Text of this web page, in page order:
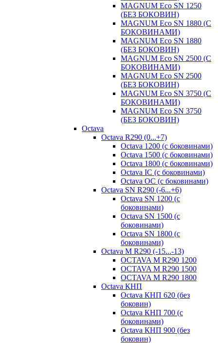
MAGNUM Eco SN 1250
(БЕЗ БОКОВИН)
MAGNUM Eco SN 1880 (С
БОКОВИНАМИ)
MAGNUM Eco SN 1880
(БЕЗ БОКОВИН)
MAGNUM Eco SN 2500 (С
БОКОВИНАМИ)
MAGNUM Eco SN 2500
(БЕЗ БОКОВИН)
MAGNUM Eco SN 3750 (С
БОКОВИНАМИ)
MAGNUM Eco SN 3750
(БЕЗ БОКОВИН)
Octava
Octava R290 (0...+7)
Octava 1200 (с боковинами)
Octava 1500 (с боковинами)
Octava 1800 (с боковинами)
Octava IC (с боковинами)
Octava OC (с боковинами)
Octava SN R290 (-6...+6)
Octava SN 1200 (с
боковинами)
Octava SN 1500 (с
боковинами)
Octava SN 1800 (с
боковинами)
Octava M R290 (-15...-13)
OCTAVA M R290 1200
OCTAVA M R290 1500
OCTAVA M R290 1800
Octava КНП
Octava КНП 620 (без
боковин)
Octava КНП 700 (с
боковинами)
Octava КНП 900 (без
боковин)